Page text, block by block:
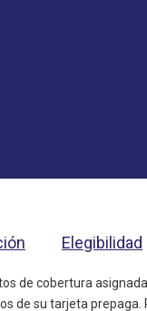
Elegibilidad
de cobertura
de su tarjeta